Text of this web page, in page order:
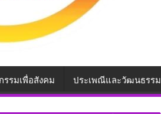
รรมเพื่อสังคม ประเพณีและวัฒนธรรม